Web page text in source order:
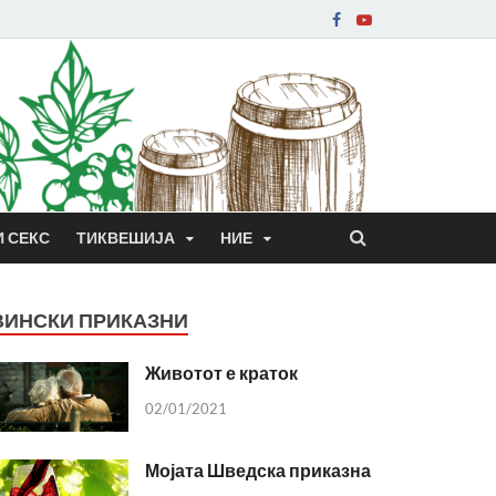
СЕКС ТИКВЕШИЈА НИЕ
ПРИКАЗНИ
Животот е краток
02/01/2021
Мојата Шведска приказна